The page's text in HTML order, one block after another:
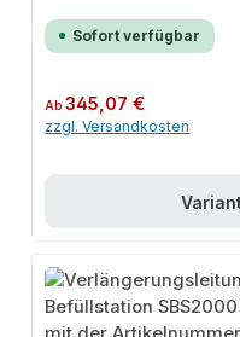
Sofort verfügbar
Regulärer Preis:
Ab345,07 €
zzgl. Versandkosten